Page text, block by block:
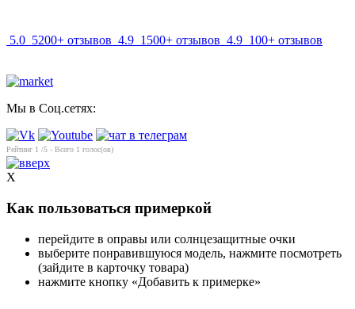
5.0 5200+ отзывов 4.9 1500+ отзывов 4.9 100+ отзывов
Мы в Соц.сетях:
Рейтинг 1 /5 - Всего 1 голос(ов)
X
Как пользоваться примеркой
перейдите в оправы или солнцезащитные очки
выберите понравившуюся модель, нажмите посмотреть
(зайдите в карточку товара)
нажмите кнопку «Добавить к примерке»